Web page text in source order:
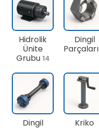
Hidrolik
Ünite
Grubu 14
Dingil
Parçaları
Dingil
Kriko